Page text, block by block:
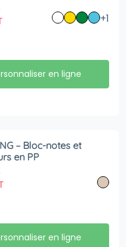
+1
en ligne
– Bloc-notes et
en PP
en ligne